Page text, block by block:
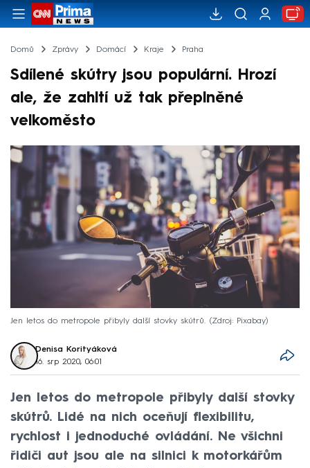
Domů Zprávy Domácí Kraje Praha
Sdílené skútry jsou populární. Hrozí
ale, že zahltí už tak přeplněné
velkoměsto
Jen letos do metropole přibyly další stovky skútrů. Zdroj: Pixabay
Denisa Korityáková
16. srp 2020, 06:01
Jen letos do metropole přibyly další stovky
skútrů. Lidé na nich oceňují flexibilitu,
rychlost i jednoduché ovládání. Ne všichni
řidiči aut jsou ale na silnici k motorkářům